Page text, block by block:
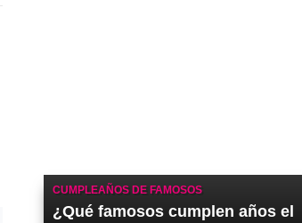
CUMPLEAÑOS DE FAMOSOS
¿Qué famosos cumplen años el